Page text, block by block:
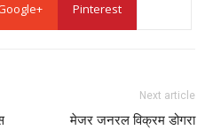
Pinterest
Next article
मेजर जनरल विक्रम डोगरा